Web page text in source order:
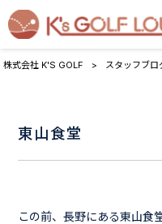
株式会社 K'S GOLF > スタッフブロ
東山食堂
この前、長野にある東山食